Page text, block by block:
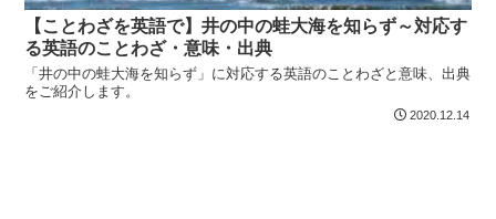
【ことわざを英語で】井の中の蛙大海を知らず～対応す
る英語のことわざ・意味・出典
「井の中の蛙大海を知らず」に対応する英語のことわざと意味、出典
をご紹介します。
2020.12.14